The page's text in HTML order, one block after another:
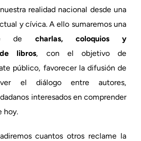
realidad nacional desde una
y cívica. A ello sumaremos una
de charlas, coloquios y
libros, con el objetivo de
público, favorecer la difusión de
el diálogo entre autores,
interesados en comprender
hoy.
cuantos otros reclame la